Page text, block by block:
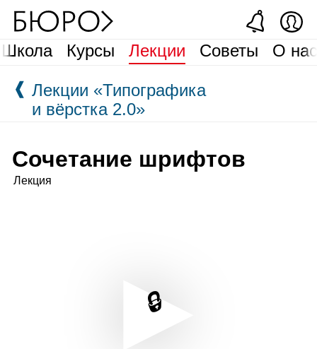
Школа Курсы Лекции Советы
О
❰ Лекции «Типографика
и вёрстка 2.0»
Сочетание шрифтов
Лекция